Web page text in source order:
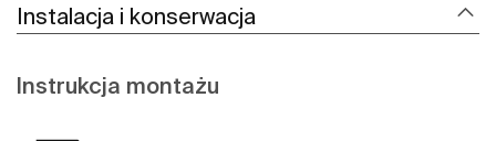
Instalacja i konserwacja
Instrukcja montażu